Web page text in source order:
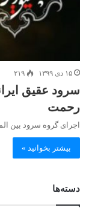
۱۵ دی ۱۳۹۹ ۲۱۹
سرود عقیق
رحمت
اجرای گروه سرود بین
بیشتر بخوانید »
دسته‌ها